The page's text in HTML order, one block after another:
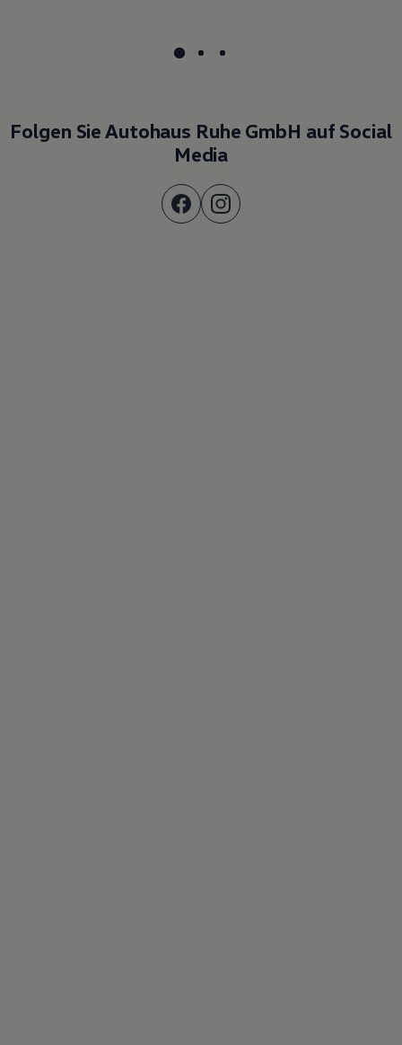
Folgen Sie Autohaus Ruhe GmbH auf Social
Media